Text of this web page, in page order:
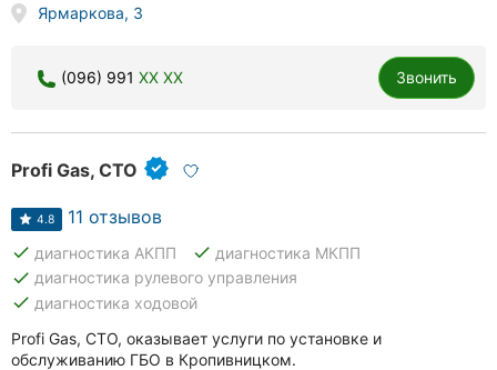
Ярмаркова, 3
(096) 991 XX XX Звонить
Profi Gas, СТО
4.8 11 отзывов
done диагностика АКПП done диагностика МКПП
done диагностика рулевого управления
done диагностика ходовой
Profi Gas, СТО, оказывает услуги по установке и
обслуживанию ГБО в Кропивницком.